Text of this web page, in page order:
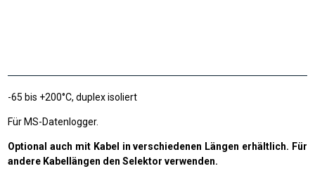
-65 bis +200°C, duplex isoliert
Für MS-Datenlogger.
Optional auch mit Kabel in verschiedenen Längen erhältlich. Für
andere Kabellängen den Selektor verwenden.